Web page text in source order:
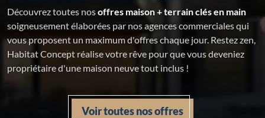
Découvrez toutes nosoffres maison + terrain clés en main
soigneusement élaborées par nos agences commerciales qui
vous proposent un maximum d'offres chaque jour. Restez zen,
Habitat Concept réalise votre rêve pour que vous deveniez
propriétaire d'une maison neuve tout inclus !
Voir toutes nos offres